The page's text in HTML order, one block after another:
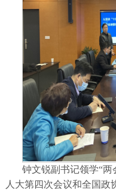
钟文锐副书记领学“两
人大第四次会议和全国